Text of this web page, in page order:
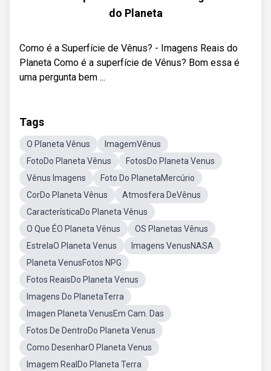
do Planeta
Como é a Superfície de Vênus? - Imagens Reais do
Planeta Como é a superfície de Vênus? Bom essa é
uma pergunta bem ...
Tags
O Planeta Vênus
ImagemVênus
FotoDo Planeta Vênus
FotosDo Planeta Venus
Vênus Imagens
Foto Do PlanetaMercúrio
CorDo Planeta Vênus
Atmosfera DeVênus
CaracterísticaDo Planeta Vênus
O Que ÉO Planeta Vênus
OS Planetas Vênus
EstrelaO Planeta Venus
Imagens VenusNASA
Planeta VenusFotos NPG
Fotos ReaisDo Planeta Venus
Imagens Do PlanetaTerra
Imagen Planeta VenusEm Cam. Das
Fotos De DentroDo Planeta Venus
Como DesenharO Planeta Venus
Imagem RealDo Planeta Terra